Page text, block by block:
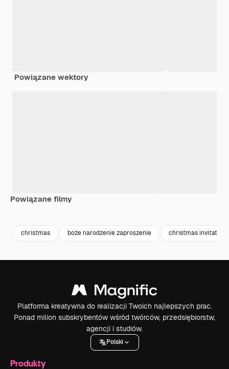
Powiązane wektory
Powiązane filmy
christmas boże narodzenie zaproszenie christmas invitation
Platforma kreatywna do realizacji Twoich najlepszych prac.
Ponad milion subskrybentów wśród twórców, przedsiębiorstw,
agencji i studiów.
Polski
Produkty